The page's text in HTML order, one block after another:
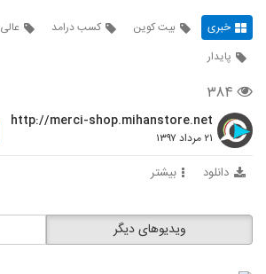
خبری بیت کوین کسب درامد عالی
پایدار
۳۸۴
http://merci-shop.mihanstore.net
۲۱ مرداد ۱۳۹۷
دانلود بیشتر
ویدیوهای دیگر